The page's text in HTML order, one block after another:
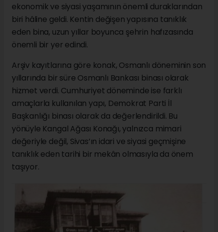
ekonomik ve siyasi yaşamının önemli duraklarından
biri hâline geldi. Kentin değişen yapısına tanıklık
eden bina, uzun yıllar boyunca şehrin hafızasında
önemli bir yer edindi.
Arşiv kayıtlarına göre konak, Osmanlı döneminin son
yıllarında bir süre Osmanlı Bankası binası olarak
hizmet verdi. Cumhuriyet döneminde ise farklı
amaçlarla kullanılan yapı, Demokrat Parti İl
Başkanlığı binası olarak da değerlendirildi. Bu
yönüyle Kangal Ağası Konağı, yalnızca mimari
değeriyle değil, Sivas’ın idari ve siyasi geçmişine
tanıklık eden tarihi bir mekân olmasıyla da önem
taşıyor.